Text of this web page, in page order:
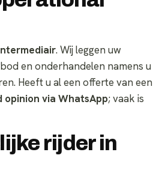
. Wij leggen uw
en onderhandelen namens u
Heeft u al een offerte van een
via WhatsApp; vaak is
rijder in